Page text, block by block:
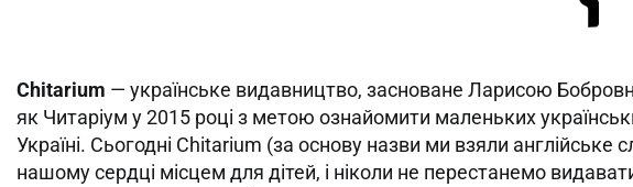
Chitarium — українське видавництво, засноване Ларисою
як Читаріум у 2015 році з метою ознайомити маленьких
Україні. Сьогодні Chitarium (за основу назви ми взяли
нашому сердці місцем для дітей, і ніколи не перестанемо